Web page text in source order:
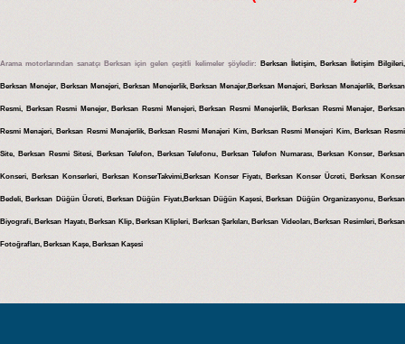
Arama motorlarından sanatçı Berksan için gelen çeşitli kelimeler şöyledir: Berksan İletişim, Berksan İletişim Bilgileri,
Berksan Menejer, Berksan Menejeri, Berksan Menejerlik, Berksan Menajer,Berksan Menajeri, Berksan Menajerlik, Berksan
Resmi, Berksan Resmi Menejer, Berksan Resmi Menejeri, Berksan Resmi Menejerlik, Berksan Resmi Menajer, Berksan
Resmi Menajeri, Berksan Resmi Menajerlik, Berksan Resmi Menajeri Kim, Berksan Resmi Menejeri Kim, Berksan Resmi
Site, Berksan Resmi Sitesi, Berksan Telefon, Berksan Telefonu, Berksan Telefon Numarası, Berksan Konser, Berksan
Konseri, Berksan Konserleri, Berksan KonserTakvimi,Berksan Konser Fiyatı, Berksan Konser Ücreti, Berksan Konser
Bedeli, Berksan Düğün Ücreti, Berksan Düğün Fiyatı,Berksan Düğün Kaşesi, Berksan Düğün Organizasyonu, Berksan
Biyografi, Berksan Hayatı, Berksan Klip, Berksan Klipleri, Berksan Şarkıları, Berksan Videoları, Berksan Resimleri, Berksan
Fotoğrafları, Berksan Kaşe, Berksan Kaşesi